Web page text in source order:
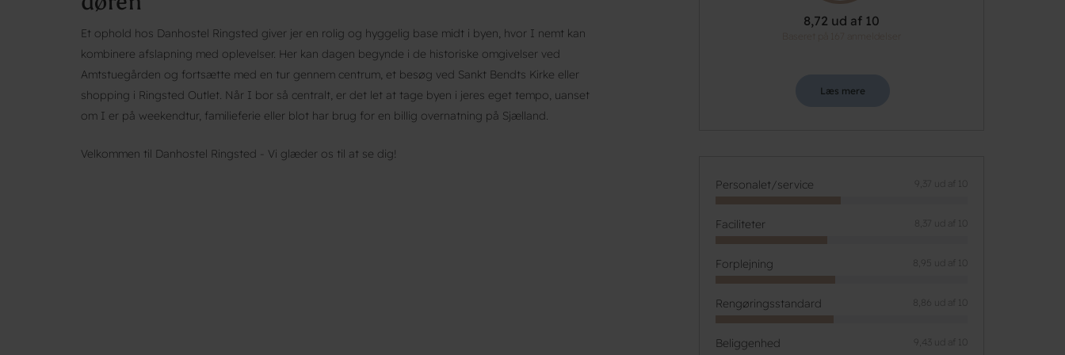
Et ophold hos Danhostel Ringsted giver jer en rolig og hyggelig base midt i byen, hvor I nemt kan
kombinere afslapning med oplevelser. Her kan dagen begynde i de historiske omgivelser ved
Amtstuegården og fortsætte med en tur gennem centrum, et besøg ved Sankt Bendts Kirke eller
shopping i Ringsted Outlet. Når I bor så centralt, er det let at tage byen i jeres eget tempo, uanset
om I er på weekendtur, familieferie eller blot har brug for en billig overnatning på Sjælland.
Velkommen til Danhostel Ringsted - Vi glæder os til at se dig!
8,72 ud af 10
Læs mere
Personalet/service 9,37 ud af 10
Faciliteter 8,37 ud af 10
Forplejning 8,95 ud af 10
Rengøringsstandard 8,86 ud af 10
Beliggenhed 9,43 ud af 10